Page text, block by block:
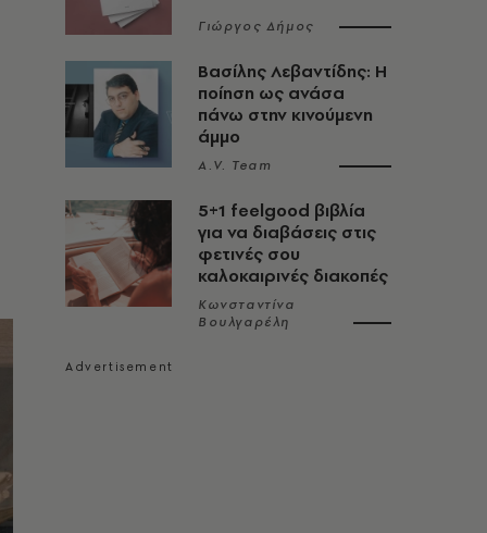
Γιώργος Δήμος
Βασίλης Λεβαντίδης: Η
ποίηση ως ανάσα
πάνω στην κινούμενη
άμμο
A.V. Team
5+1 feelgood βιβλία
για να διαβάσεις στις
φετινές σου
καλοκαιρινές διακοπές
Κωνσταντίνα
Βουλγαρέλη